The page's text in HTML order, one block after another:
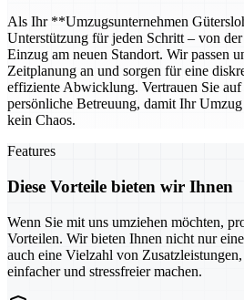
Als Ihr **Umzugsunternehmen
Unterstützung für jeden Schritt – von
Einzug am neuen Standort. Wir passen
Zeitplanung an und sorgen für eine
effiziente Abwicklung. Vertrauen Sie
persönliche Betreuung, damit Ihr
kein Chaos.
Features
Diese Vorteile bieten wir Ihnen
Wenn Sie mit uns umziehen möchten,
Vorteilen. Wir bieten Ihnen nicht nur
auch eine Vielzahl von
einfacher und stressfreier machen.